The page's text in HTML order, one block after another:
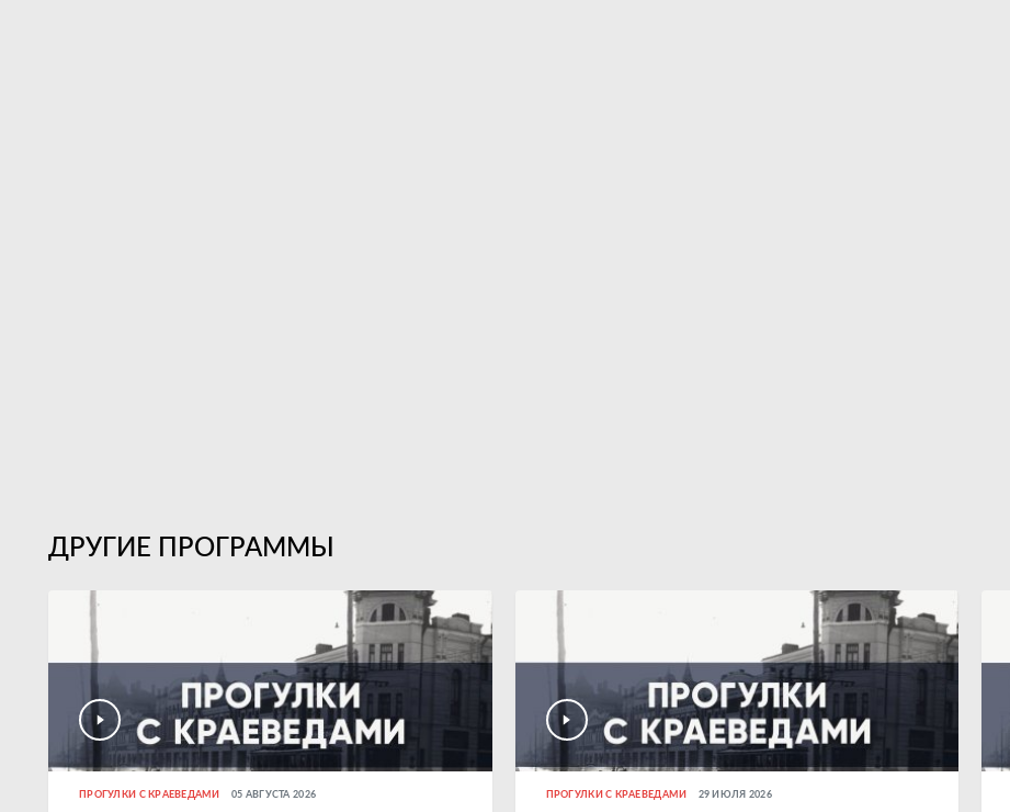
ДРУГИЕ ПРОГРАММЫ
ПРОГУЛКИ С КРАЕВЕДАМИ 05 АВГУСТА 2026 ПРОГУЛКИ С КРАЕВЕДАМИ 29 ИЮЛЯ 2026